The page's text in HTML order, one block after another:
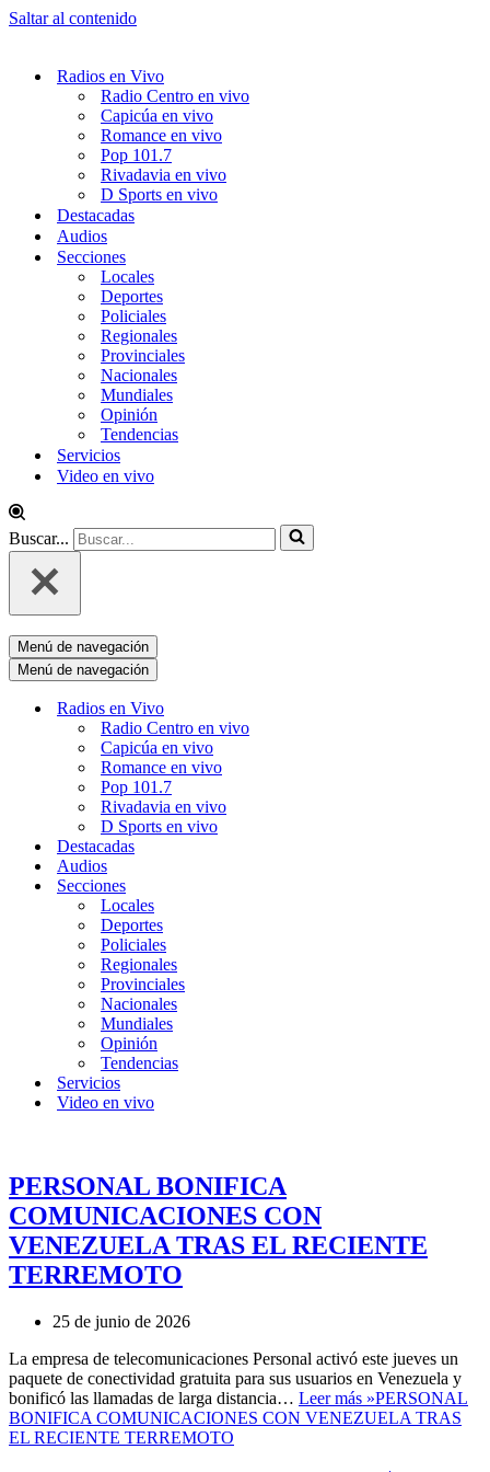
Saltar al contenido
Radios en Vivo
Radio Centro en vivo
Capicúa en vivo
Romance en vivo
Pop 101.7
Rivadavia en vivo
D Sports en vivo
Destacadas
Audios
Secciones
Locales
Deportes
Policiales
Regionales
Provinciales
Nacionales
Mundiales
Opinión
Tendencias
Servicios
Video en vivo
Buscar...
Menú de navegación
Menú de navegación
Radios en Vivo
Radio Centro en vivo
Capicúa en vivo
Romance en vivo
Pop 101.7
Rivadavia en vivo
D Sports en vivo
Destacadas
Audios
Secciones
Locales
Deportes
Policiales
Regionales
Provinciales
Nacionales
Mundiales
Opinión
Tendencias
Servicios
Video en vivo
PERSONAL BONIFICA
COMUNICACIONES CON
VENEZUELA TRAS EL RECIENTE
TERREMOTO
25 de junio de 2026
La empresa de telecomunicaciones Personal activó este jueves un
paquete de conectividad gratuita para sus usuarios en Venezuela y
bonificó las llamadas de larga distancia… Leer más »PERSONAL
BONIFICA COMUNICACIONES CON VENEZUELA TRAS
EL RECIENTE TERREMOTO